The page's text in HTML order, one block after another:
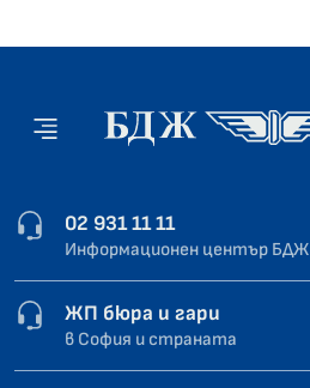
02 931 11 11
Информационен център БДЖ
ЖП бюра и гари
в София и страната